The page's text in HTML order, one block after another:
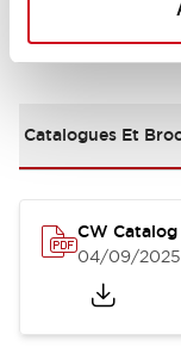
Documents
Catalogues Et
CW Catalog
04/09/2025